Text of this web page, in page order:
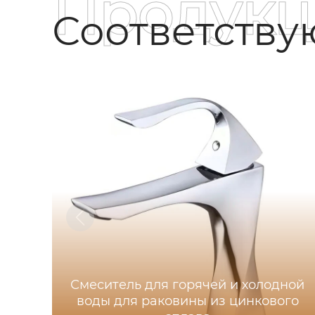
Смеситель для горячей и холодной
воды для раковины из цинкового